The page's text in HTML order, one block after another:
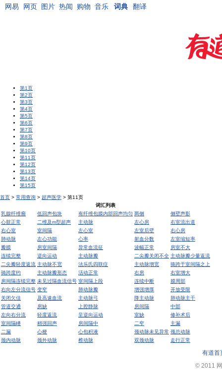
网易 网页 图片 热闻 购物 音乐 词典 翻译
第1页
第2页
第3页
第4页
第5页
第6页
第7页
第8页
第9页
第10页
第11页
第12页
第13页
第14页
第15页
首页 > 常用查询 > 超声医学 > 第11页
词汇列表
乳腺纤维瘤
低回声包块 有纤维包膜内部回声均匀 两侧
侧壁声影
心脏正常
二维及m型超声 主动脉 左心房
右室流出道
右心室
室间隔 左心室 左室后壁
右心房
肺动脉
左心功能 心率 射血分数
左室缩短率
瓣膜
房室间隔 异常血流征 波幅正常
房室不大
连续完整
逆向运动 主动脉瓣 二尖瓣关闭不全 主动脉瓣少量返流
二尖瓣轻度返流 主动脉不宽 法乐氏四联症 主动脉增宽
骑跨于室间隔之上
骑跨度约
主动脉瓣形态 活动正常 右房
右室增大
房间隔连续完整 未见过隔血流信号 室间隔上段 连续中断
膜周部
右向左分流信号 变窄 肺动脉瓣 增强增厚
开放受限
关闭欠佳
及高速血流 主动脉弓 降主动脉
肺动脉主干
管道交通
房缺 上腔静脉 房间隔
中部
左向右分流
轻度返流 呈逆向运动 室缺
修补术后
室间隔嵴
稍强回声 房间隔中 二窄
主漏
二漏
心梗 心包积液 颈动脉未见异常 颈总动脉
颈内动脉
颈外动脉 椎动脉 双颈动脉 走行正常
有道首
© 2011